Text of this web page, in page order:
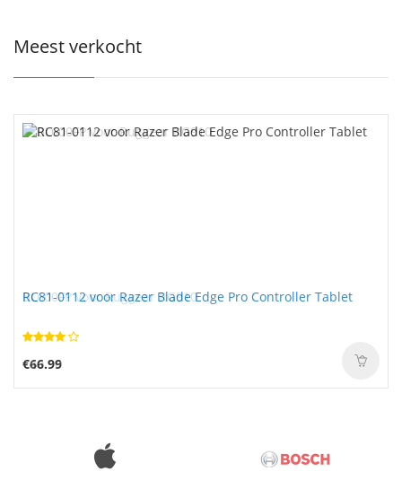
Meest verkocht
RC81-0112 voor Razer Blade Edge Pro Controller Tablet
€66.99